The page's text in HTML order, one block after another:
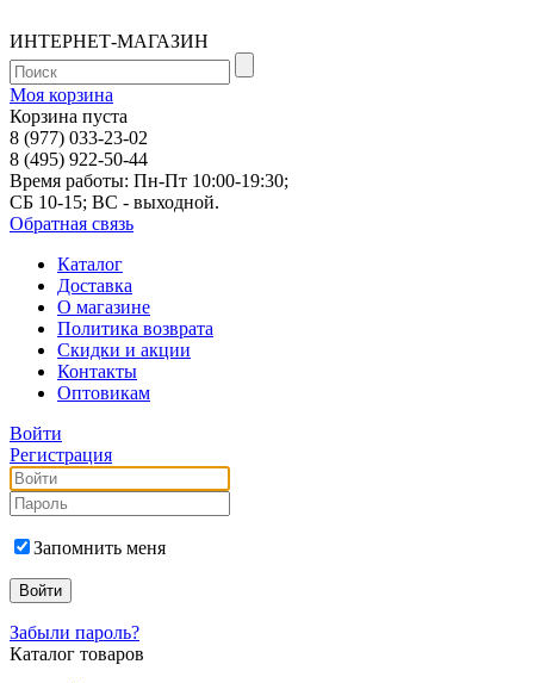
ИНТЕРНЕТ-МАГАЗИН
Моя корзина
Корзина пуста
8 (977) 033-23-02
8 (495) 922-50-44
Время работы: Пн-Пт 10:00-19:30;
СБ 10-15; ВС - выходной.
Обратная связь
Каталог
Доставка
О магазине
Политика возврата
Скидки и акции
Контакты
Оптовикам
Войти
Регистрация
Запомнить меня
Забыли пароль?
Каталог товаров